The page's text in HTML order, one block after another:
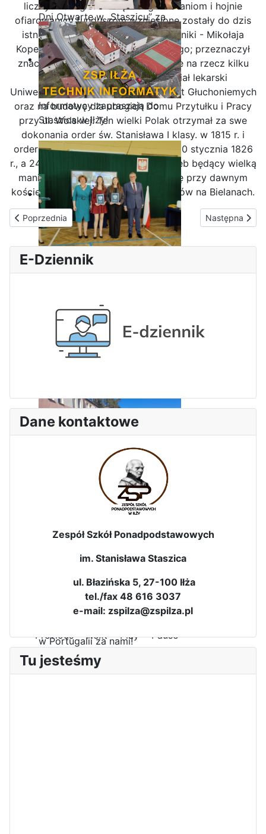
Dni Otwarte w „Staszicu” za
nami
Informatycy zapraszają do
Staszica w Iłży!
Zakończenie roku maturzystów
Zakończenie praktyk w
Rozpoczęcie kampanii „Gotowi
na kryzys” w ZSP w Iłży
Pierwszy tydzień praktyk
w Portugalii za nami!
licznych anegdot. Dzięki Jego staraniom i hojnie
ofiarowanym funduszom wzniesione zostały do dzis
istniejące: Pałac Staszica oraz pomniki - Mikołaja
Kopernika i ks. Józefa Poniatowskiego; przeznaczył
znaczne środki w swym testamencie na rzecz kilku
warszawskich szpitali, na wydział lekarski
Uniwersytetu Warszawskiego i Instytut Głuchoniemych
oraz na budowę dla ubogich Domu Przytułku i Pracy
przy ul. Wolskiej. Ten wielki Polak otrzymał za swe
dokonania order św. Stanisława I klasy. w 1815 r. i
order Orła Białegow w1824 r. Zmarł 20 stycznia 1826
r., a 24 stycznia odbył się jego pogrzeb będący wielką
manifestacją. Jego grób znajduje się przy dawnym
kościele klasztornym Ojców Kamedułów na Bielanach.
Poprzednia strona: Dyrekcja
Poprzednia Następna
Następna
E-Dziennik
Dane kontaktowe
Zespół Szkół Ponadpodstawowych
im. Stanisława Staszica
ul. Błazińska 5, 27-100 Iłża
tel./fax 48 616 3037
e-mail: zspilza@zspilza.pl
Tu jesteśmy